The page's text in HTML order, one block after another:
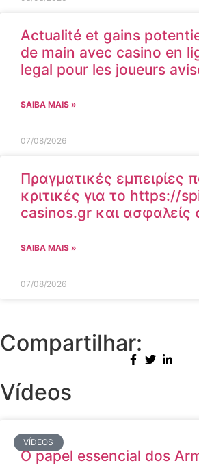
Actualité et gains
de main avec casino en
legal pour les joueurs
SAIBA MAIS »
07/08/2026
Πραγματικές εμπειρίες
κριτικές για το https://
casinos.gr και ασφαλείς
SAIBA MAIS »
07/08/2026
Compartilhar:
Vídeos
VÍDEOS
O papel essencial dos